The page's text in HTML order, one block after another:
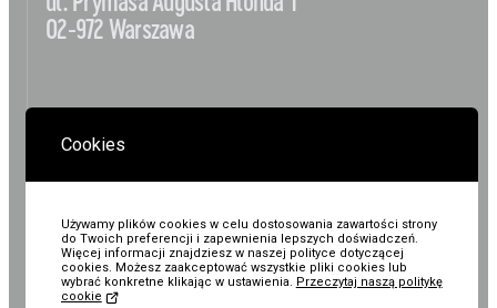
Aktualności
BIP
Nauka
Kolekcja im. Jana
Pawła II
02-972 Warszawa
ZAPLANUJ WIZYTĘ
Cookies
Używamy plików cookies w celu dostosowania zawartości strony
do Twoich preferencji i zapewnienia lepszych doświadczeń.
Więcej informacji znajdziesz w naszej polityce dotyczącej
cookies. Możesz zaakceptować wszystkie pliki cookies lub
wybrać konkretne klikając w ustawienia. Przeczytaj naszą politykę
cookie